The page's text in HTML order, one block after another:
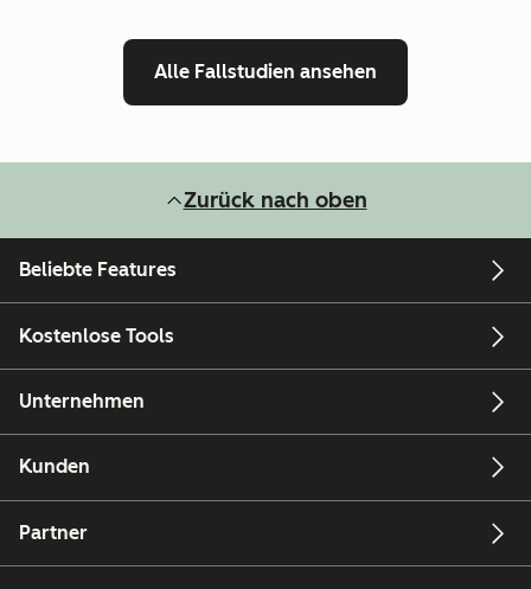
Alle Fallstudien ansehen
Zurück nach oben
Beliebte Features
Kostenlose Tools
Unternehmen
Kunden
Partner